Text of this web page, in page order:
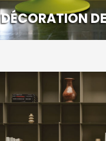
DÉCORATION